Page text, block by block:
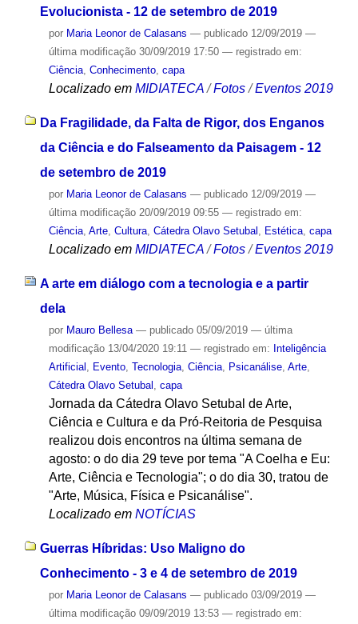
Evolucionista - 12 de setembro de 2019
por Maria Leonor de Calasans — publicado12/09/2019 —
última modificação30/09/2019 17:50 — registrado em:
Ciência, Conhecimento, capa
Localizado em MIDIATECA /Fotos /Eventos 2019
Da Fragilidade, da Falta de Rigor, dos Enganos
da Ciência e do Falseamento da Paisagem - 12
de setembro de 2019
por Maria Leonor de Calasans — publicado12/09/2019 —
última modificação20/09/2019 09:55 — registrado em:
Ciência, Arte, Cultura, Cátedra Olavo Setubal , Estética, capa
Localizado em MIDIATECA /Fotos /Eventos 2019
A arte em diálogo com a tecnologia e a partir
dela
por Mauro Bellesa — publicado05/09/2019 — última
modificação13/04/2020 19:11 — registrado em: Inteligência
Artificial
Evento, Tecnologia, Ciência, Psicanálise, Arte,
Cátedra Olavo Setubal
capa
Jornada da Cátedra Olavo Setubal de Arte,
Ciência e Cultura e da Pró-Reitoria de Pesquisa
realizou dois encontros na última semana de
agosto: o do dia 29 teve por tema "A Coelha e Eu:
Arte, Ciência e Tecnologia"; o do dia 30, tratou de
"Arte, Música, Física e Psicanálise".
Localizado em NOTÍCIAS
Guerras Híbridas: Uso Maligno do
Conhecimento - 3 e 4 de setembro de 2019
por Maria Leonor de Calasans — publicado03/09/2019 —
última modificação09/09/2019 13:53 — registrado em: